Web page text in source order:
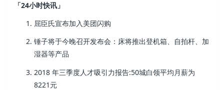
「24小时快讯」
屈臣氏宣布加入美团闪购
锤子将于今晚召开发布会：床将推出登机箱、自拍杆、加
湿器等产品
2018 年三季度人才吸引力报告:50城白领平均月薪为
8221元